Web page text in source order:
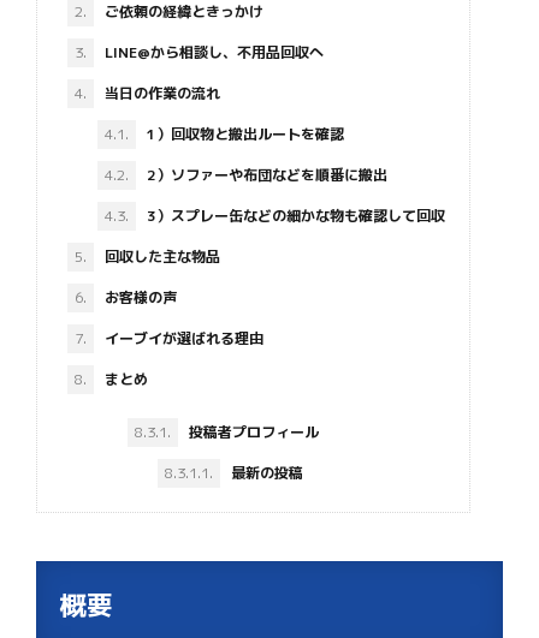
2.
ご依頼の経緯ときっかけ
3.
LINE@から相談し、不用品回収へ
4.
当日の作業の流れ
4.1.
1）回収物と搬出ルートを確認
4.2.
2）ソファーや布団などを順番に搬出
4.3.
3）スプレー缶などの細かな物も確認して回収
5.
回収した主な物品
6.
お客様の声
7.
イーブイが選ばれる理由
8.
まとめ
8.3.1.
投稿者プロフィール
8.3.1.1.
最新の投稿
概要